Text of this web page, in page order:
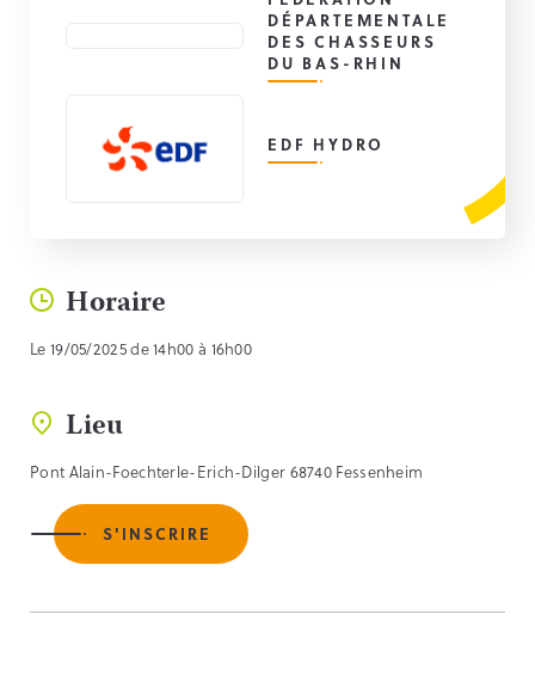
DÉPARTEMENTALE
DES CHASSEURS
DU BAS-RHIN
EDF HYDRO
Horaire
Le 19/05/2025 de 14h00 à 16h00
Lieu
Pont Alain-Foechterle-Erich-Dilger 68740 Fessenheim
S'INSCRIRE